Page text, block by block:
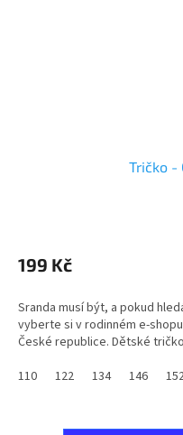
Tričko -
199 Kč
Sranda musí být, a pokud
vyberte si v rodinném e-
České republice. Dětské
110
122 134 146